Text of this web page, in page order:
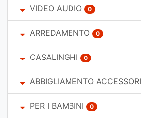
VIDEO AUDIO 0
ARREDAMENTO 0
CASALINGHI 0
ABBIGLIAMENTO ACCESSORI
PER I BAMBINI 0